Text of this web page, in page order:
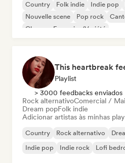
Country Folk indie Indie pop
Nouvelle scene
Pop rock
Chanson Française/Variété
Playlist
> 3000 feedbacks enviados
Rock alternativoComercial /
Dream popFolk indie
Adicionar artistas às minhas
Country Rock alternativo
Indie pop
Indie rock Lofi